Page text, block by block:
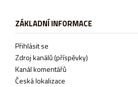
ZÁKLADNÍ INFORMACE
Přihlásit se
Zdroj kanálů (příspěvky)
Kanál komentářů
Česká lokalizace